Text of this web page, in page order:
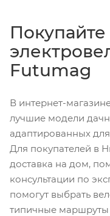
Futumag
В интернет-
лучшие модели
адаптированных
Для покупателей в
доставка на дом,
консультации по
помогут выбрать
типичные маршруты